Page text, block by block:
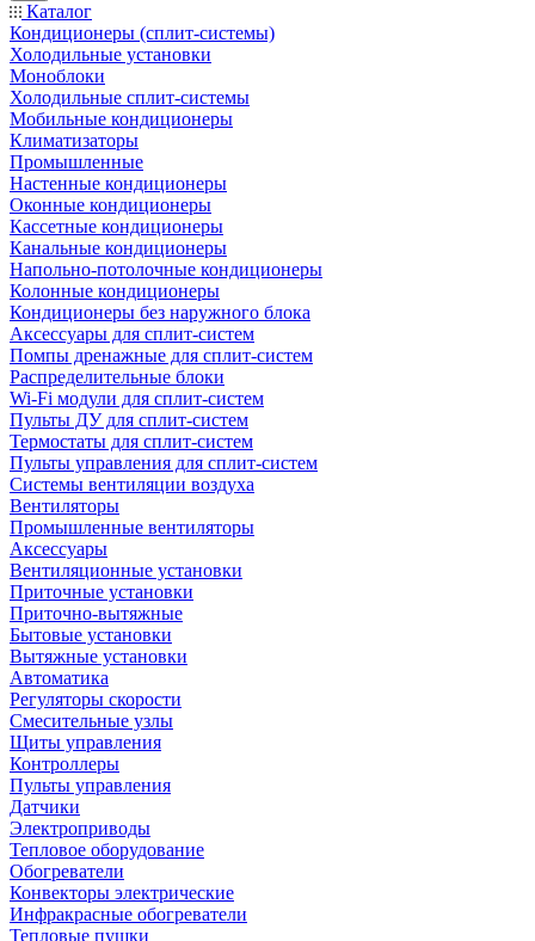
Каталог
Кондиционеры (сплит-системы)
Холодильные установки
Моноблоки
Холодильные сплит-системы
Мобильные кондиционеры
Климатизаторы
Промышленные
Настенные кондиционеры
Оконные кондиционеры
Кассетные кондиционеры
Канальные кондиционеры
Напольно-потолочные кондиционеры
Колонные кондиционеры
Кондиционеры без наружного блока
Аксессуары для сплит-систем
Помпы дренажные для сплит-систем
Распределительные блоки
Wi-Fi модули для сплит-систем
Пульты ДУ для сплит-систем
Термостаты для сплит-систем
Пульты управления для сплит-систем
Системы вентиляции воздуха
Вентиляторы
Промышленные вентиляторы
Аксессуары
Вентиляционные установки
Приточные установки
Приточно-вытяжные
Бытовые установки
Вытяжные установки
Автоматика
Регуляторы скорости
Смесительные узлы
Щиты управления
Контроллеры
Пульты управления
Датчики
Электроприводы
Тепловое оборудование
Обогреватели
Конвекторы электрические
Инфракрасные обогреватели
Тепловые пушки